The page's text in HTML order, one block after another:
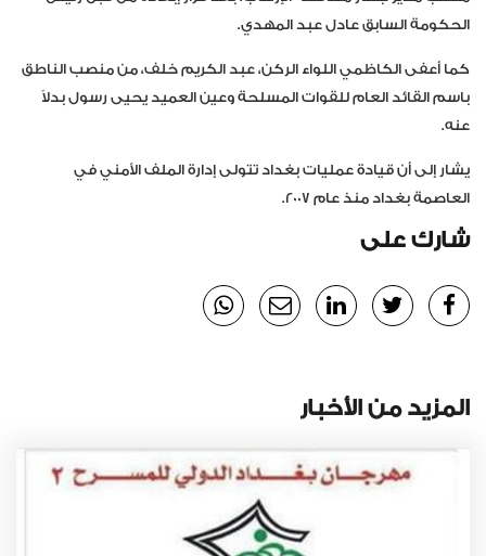
الحكومة السابق عادل عبد المهدي.
كما أعفى الكاظمي اللواء الركن، عبد الكريم خلف، من منصب الناطق
باسم القائد العام للقوات المسلحة وعين العميد يحيى رسول بدلاً
عنه.
يشار إلى أن قيادة عمليات بغداد تتولى إدارة الملف الأمني في
العاصمة بغداد منذ عام 2007.
شارك على
المزيد من الأخبار